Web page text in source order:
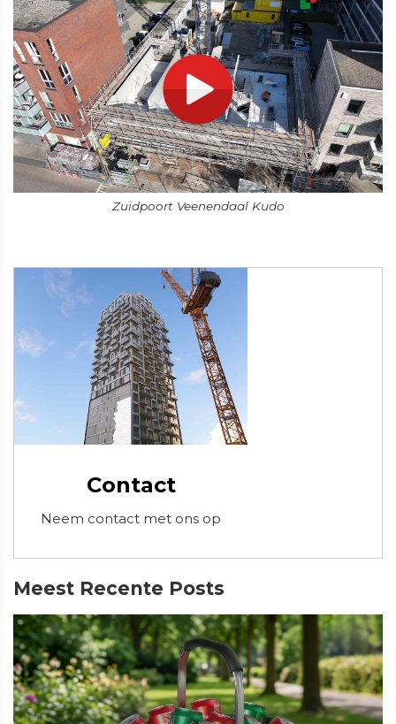
Zuidpoort Veenendaal Kudo
Contact
Neem contact met ons op
Meest Recente Posts